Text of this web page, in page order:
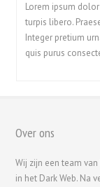
Lorem ipsum
turpis libero.
Integer pretium
quis purus
Over ons
Wij zijn een team
in het Dark Web. Na